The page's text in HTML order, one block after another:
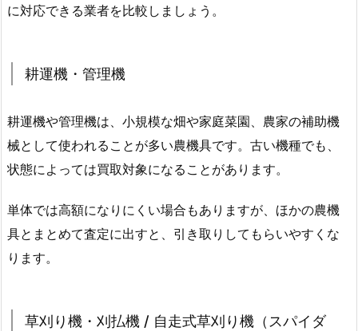
に対応できる業者を比較しましょう。
耕運機・管理機
耕運機や管理機は、小規模な畑や家庭菜園、農家の補助機
械として使われることが多い農機具です。古い機種でも、
状態によっては買取対象になることがあります。
単体では高額になりにくい場合もありますが、ほかの農機
具とまとめて査定に出すと、引き取りしてもらいやすくな
ります。
草刈り機・刈払機 / 自走式草刈り機（スパイダ